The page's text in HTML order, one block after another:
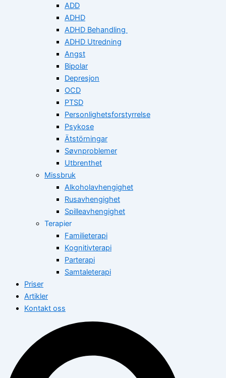
ADD
ADHD
ADHD Behandling
ADHD Utredning
Angst
Bipolar
Depresjon
OCD
PTSD
Personlighetsforstyrrelse
Psykose
Ätstörningar
Søvnproblemer
Utbrenthet
Missbruk
Alkoholavhengighet
Rusavhengighet
Spilleavhengighet
Terapier
Familieterapi
Kognitivterapi
Parterapi
Samtaleterapi
Priser
Artikler
Kontakt oss